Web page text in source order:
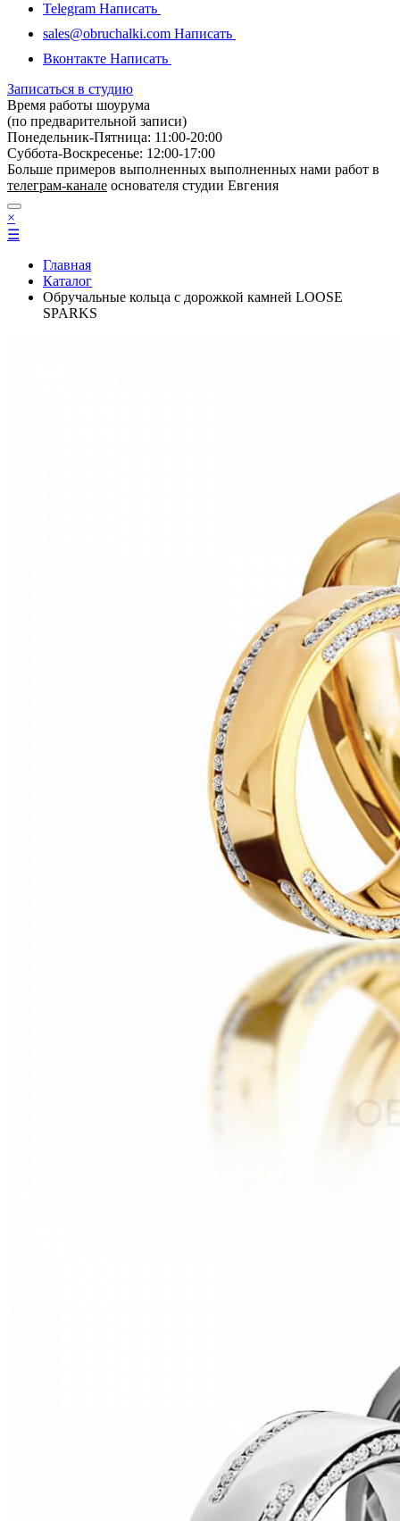
Telegram Написать
sales@obruchalki.com Написать
Вконтакте Написать
Записаться в студию
Время работы шоурума
(по предварительной записи)
Понедельник-Пятница: 11:00-20:00
Суббота-Bоcкресенье: 12:00-17:00
Больше примеров выполненных выполненных нами работ в
телеграм-канале основателя студии Евгения
×
☰
Главная
Каталог
Обручальные кольца с дорожкой камней LOOSE
SPARKS